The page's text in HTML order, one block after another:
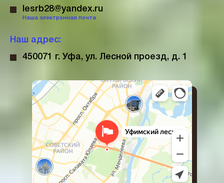
lesrb28@yandex.ru
Наша электронная почта
Наш адрес:
450071 г. Уфа, ул. Лесной проезд, д. 1